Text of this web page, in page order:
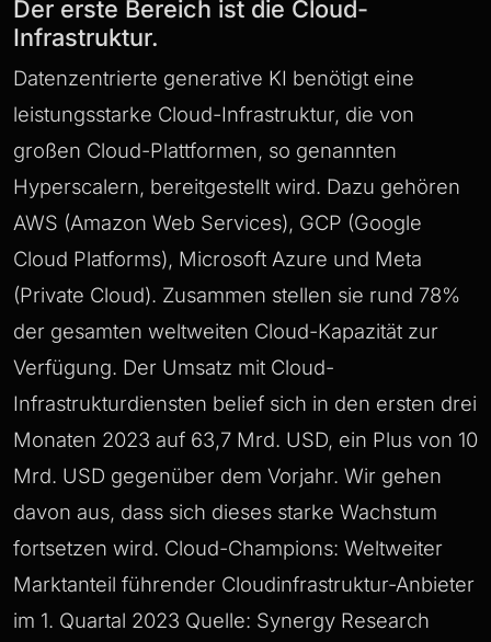
Der erste Bereich ist die Cloud-
Infrastruktur.
Datenzentrierte generative KI benötigt eine
leistungsstarke Cloud-Infrastruktur, die von
großen Cloud-Plattformen, so genannten
Hyperscalern, bereitgestellt wird. Dazu gehören
AWS (Amazon Web Services), GCP (Google
Cloud Platforms), Microsoft Azure und Meta
(Private Cloud). Zusammen stellen sie rund 78%
der gesamten weltweiten Cloud-Kapazität zur
Verfügung. Der Umsatz mit Cloud-
Infrastrukturdiensten belief sich in den ersten drei
Monaten 2023 auf 63,7 Mrd. USD, ein Plus von 10
Mrd. USD gegenüber dem Vorjahr. Wir gehen
davon aus, dass sich dieses starke Wachstum
fortsetzen wird. Cloud-Champions: Weltweiter
Marktanteil führender Cloudinfrastruktur-Anbieter
im 1. Quartal 2023 Quelle: Synergy Research